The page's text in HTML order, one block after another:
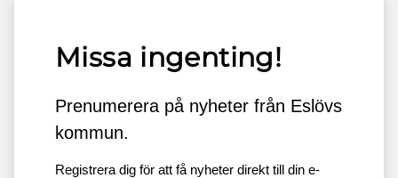
Missa ingenting!
Prenumerera på nyheter från Eslövs
kommun.
Registrera dig för att få nyheter direkt till din e-